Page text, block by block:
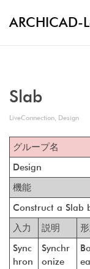
ARCHICAD-
Slab
LiveConnection, Design
グループ名
Design
機能
Construct a Slab
入力
説明
Sync
hron
Synchr
onize